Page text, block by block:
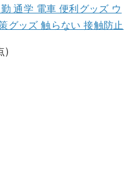
通学 電車 便利グッズ ウ
グッズ 触らない 接触防止
)